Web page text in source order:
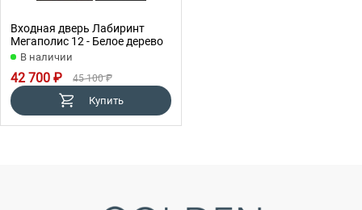
Входная дверь Лабиринт
Мегаполис 12 - Белое дерево
В наличии
42 700 ₽ 45 100 ₽
Купить